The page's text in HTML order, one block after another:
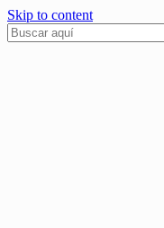
Skip to content